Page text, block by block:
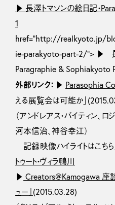
▶ 長澤トマソンの絵日記・
1
href=”http://realkyoto.jp/
ie-parakyoto-part-2/”>▶
Paragraphie & Sophiakyoto
外部リンク： ▶ Parasophia
える展覧会は可能か」
（アンドレアス・バイティン、
河本信治、神谷幸江）
記録映像ハイライトはこちら
トゥート・ヴィラ鴨川
▶ Creators@Kamogawa 座
ュー』 (2015.03.28)